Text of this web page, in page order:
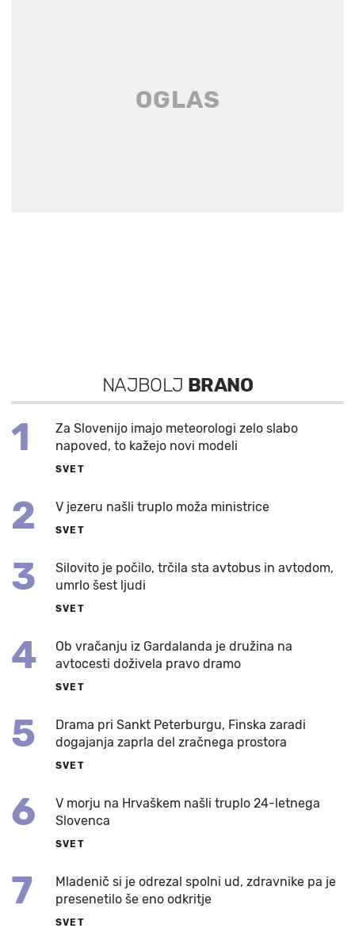
NAJBOLJ BRANO
1
Za Slovenijo imajo meteorologi zelo slabo
napoved, to kažejo novi modeli
SVET
2 V jezeru našli truplo moža ministrice
SVET
3
Silovito je počilo, trčila sta avtobus in avtodom,
umrlo šest ljudi
SVET
4
Ob vračanju iz Gardalanda je družina na
avtocesti doživela pravo dramo
SVET
5
Drama pri Sankt Peterburgu, Finska zaradi
dogajanja zaprla del zračnega prostora
SVET
6
V morju na Hrvaškem našli truplo 24-letnega
Slovenca
SVET
7
Mladenič si je odrezal spolni ud, zdravnike pa je
presenetilo še eno odkritje
SVET